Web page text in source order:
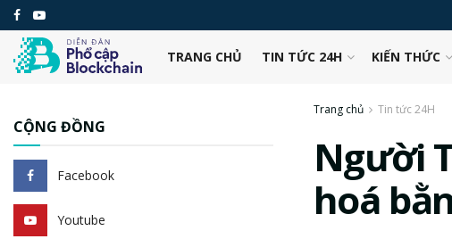
TRANG CHỦ TIN TỨC 24H KIẾN THỨC
Trang chủ Tin tức 24H
Người
hoá
CỘNG ĐỒNG
Facebook
Youtube